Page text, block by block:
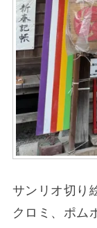
サンリオ切り
クロミ、ポム